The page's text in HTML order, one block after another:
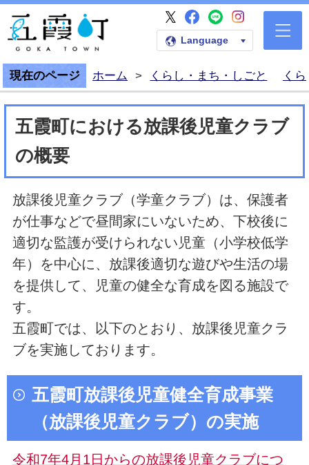
五霞町公式ホームペー
五霞町公式X
五霞町公式
五霞町公式
五霞町
Language
現在のページ ホーム > くらし・まち・しごと く
五霞町における放課後児童クラブ
の概要
放課後児童クラブ（学童クラブ）は、保護者
が仕事などで昼間家にいないため、下校後に
適切な監護が受けられない児童（小学校低学
年）を中心に、放課後適切な遊びや生活の場
を提供して、児童の健全な育成を図る施設で
す。
五霞町では、以下のとおり、放課後児童クラ
ブを実施しております。
五霞町放課後児童健全育成事業
（放課後児童クラブ）の実施
令和7年4月1日からの放課後児童クラブにつ